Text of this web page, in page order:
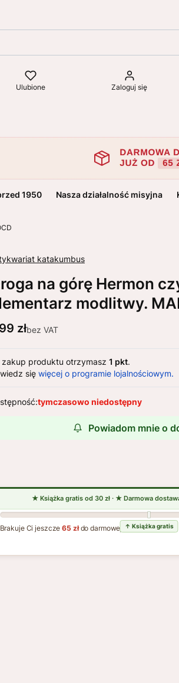
Ulubione Zaloguj się
1950 Nasza działalność misyjna
katakumbus
na górę Hermon
modlitwy.
złbez VAT
zakup produktu otrzymasz 1 pkt.
się więcej o programie lojalnościowym.
tymczasowo niedostępny
Powiadom mnie o
Brakuje Ci jeszcze65 złdo darmowej dostawy